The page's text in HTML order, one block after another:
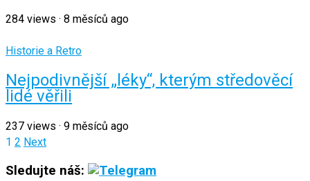
284 views · 8 měsíců ago
Historie a Retro
Nejpodivnější „léky“, kterým středověcí
lidé věřili
237 views · 9 měsíců ago
Stránkování
1 2 Next
Sledujte náš: